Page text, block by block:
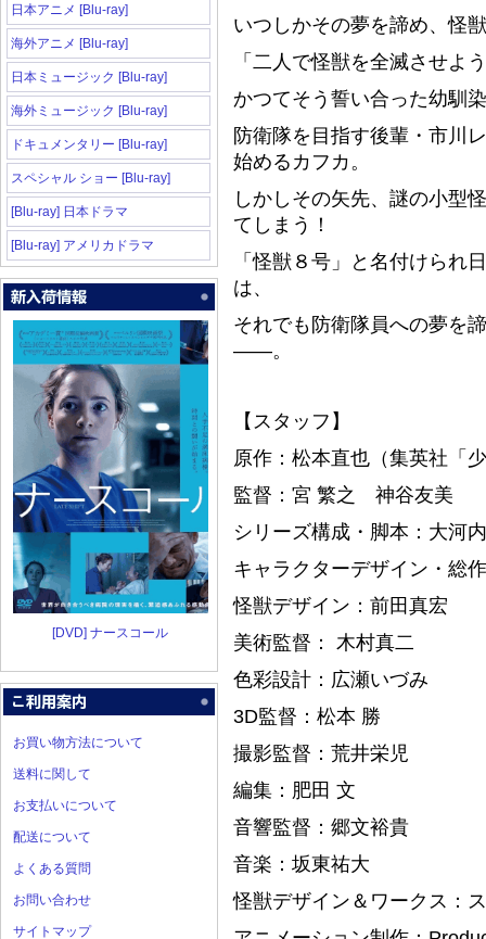
日本アニメ [Blu-ray]
海外アニメ [Blu-ray]
日本ミュージック [Blu-ray]
海外ミュージック [Blu-ray]
ドキュメンタリー [Blu-ray]
スペシャル ショー [Blu-ray]
[Blu-ray] 日本ドラマ
[Blu-ray] アメリカドラマ
[DVD] ナースコール
お買い物方法について
送料に関して
お支払いについて
配送について
よくある質問
お問い合わせ
サイトマップ
いつしかその夢を諦め、怪
「二人で怪獣を全滅させよ
かつてそう誓い合った幼馴
防衛隊を目指す後輩・市川
始めるカフカ。
しかしその矢先、謎の小型
てしまう！
「怪獣８号」と名付けられ
は、
それでも防衛隊員への夢を
――。
【スタッフ】
原作：松本直也（集英社「
監督：宮 繁之 神谷友美
シリーズ構成・脚本：大河
キャラクターデザイン・総
怪獣デザイン：前田真宏
美術監督： 木村真二
色彩設計：広瀬いづみ
3D監督：松本 勝
撮影監督：荒井栄児
編集：肥田 文
音響監督：郷文裕貴
音楽：坂東祐大
怪獣デザイン＆ワークス：